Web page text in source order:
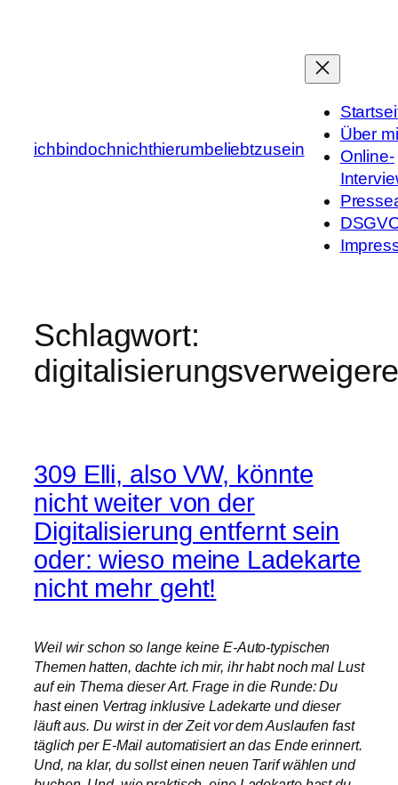
ichbindochnichthierumbeliebtzusein
Über
Online-
Schlagwort:
309 Elli, also VW, könnte
nicht weiter von der
Digitalisierung entfernt sein
oder: wieso meine Ladekarte
nicht mehr geht!
Weil wir schon so lange keine E-Auto-typischen
Themen hatten, dachte ich mir, ihr habt noch mal Lust
auf ein Thema dieser Art. Frage in die Runde: Du
hast einen Vertrag inklusive Ladekarte und dieser
läuft aus. Du wirst in der Zeit vor dem Auslaufen fast
täglich per E-Mail automatisiert an das Ende erinnert.
Und, na klar, du sollst einen neuen Tarif wählen und